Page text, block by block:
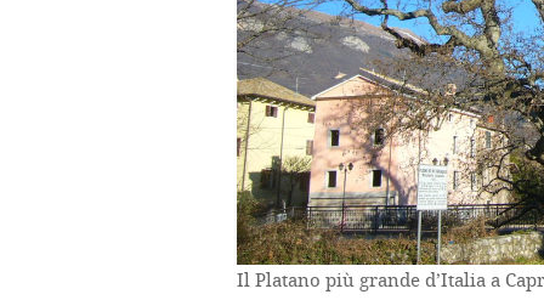
Il Platano più grande d’Italia a